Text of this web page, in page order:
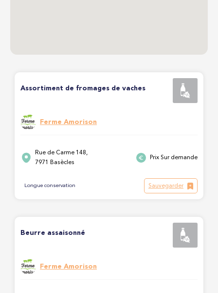
Assortiment de fromages de vaches
Ferme Amorison
Rue de Carme 148,
7971 Basècles
Prix Sur demande
Longue conservation Sauvegarder
Beurre assaisonné
Ferme Amorison